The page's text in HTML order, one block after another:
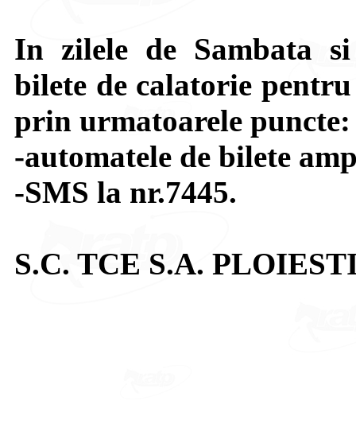
In zilele de Sambata
bilete de calatorie
prin urmatoarele puncte:
-automatele de bilete
-SMS la nr.7445.
S.C. TCE S.A.